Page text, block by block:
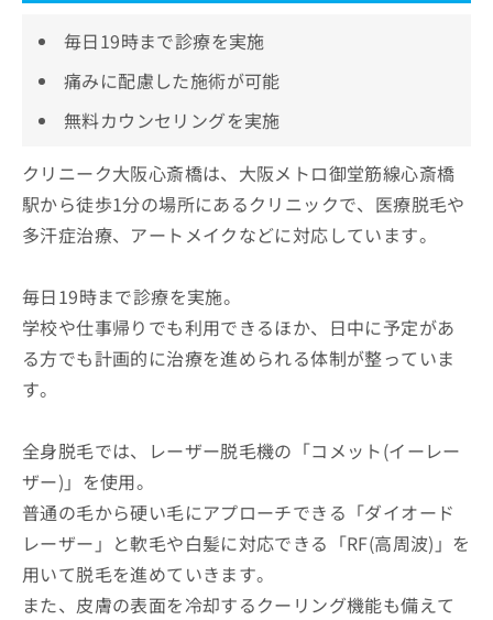
毎日19時まで診療を実施
痛みに配慮した施術が可能
無料カウンセリングを実施
クリニーク大阪心斎橋は、大阪メトロ御堂筋線心斎橋
駅から徒歩1分の場所にあるクリニックで、医療脱毛や
多汗症治療、アートメイクなどに対応しています。
毎日19時まで診療を実施。
学校や仕事帰りでも利用できるほか、日中に予定があ
る方でも計画的に治療を進められる体制が整っていま
す。
全身脱毛では、レーザー脱毛機の「コメット(イーレー
ザー)」を使用。
普通の毛から硬い毛にアプローチできる「ダイオード
レーザー」と軟毛や白髪に対応できる「RF(高周波)」を
用いて脱毛を進めていきます。
また、皮膚の表面を冷却するクーリング機能も備えて